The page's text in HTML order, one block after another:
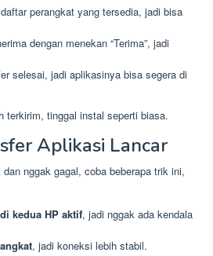
perangkat yang tersedia, jadi bisa
dengan menekan “Terima”, jadi
selesai, jadi aplikasinya bisa segera di
terkirim, tinggal instal seperti biasa.
Aplikasi Lancar
nggak gagal, coba beberapa trik ini,
kedua HP aktif, jadi nggak ada kendala
, jadi koneksi lebih stabil.